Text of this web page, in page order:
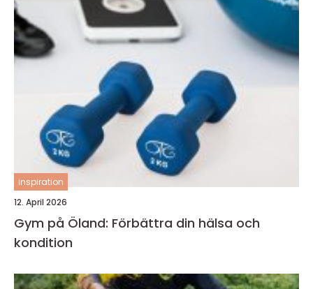
inspiration
12. April 2026
Gym på Öland: Förbättra din hälsa och
kondition